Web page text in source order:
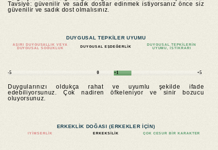
Tavsiye: güvenilir ve sadık dostlar edinmek istiyorsanız önce siz
güvenilir ve sadık dost olmalısınız.
DUYGUSAL TEPKILER UYUMU
AŞIRI DUYGUSALLIK VEYA
DUYGUSAL SOĞUKLUK
DUYGUSAL EŞDEĞERLIK
DUYGUSAL TEPKILERIN
UYUMU, ISTIKRARI
-5 0 +1 +5
Duygularınızı oldukça rahat ve uyumlu şekilde ifade
edebiliyorsunuz. Çok nadiren öfkeleniyor ve sinir bozucu
oluyorsunuz.
ERKEKLIK DOĞASI (ERKEKLER IÇIN)
IYIMSERLIK ERKEKSILIK ÇOK CESUR BIR KARAKTER